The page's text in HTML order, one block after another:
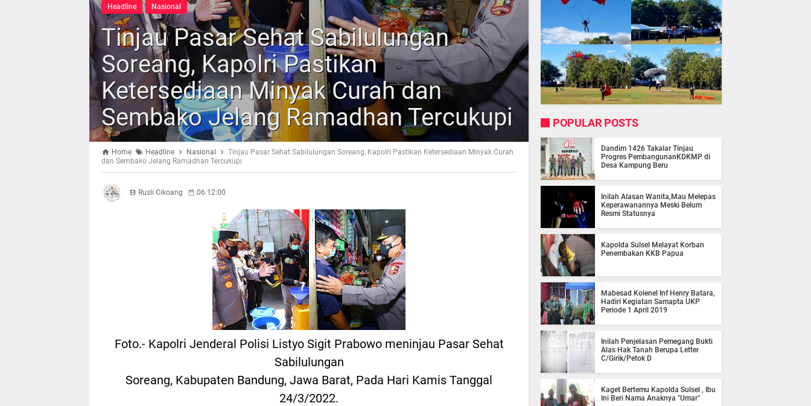
Headline Nasional
Tinjau Pasar Sehat Sabilulungan
Soreang, Kapolri Pastikan
Ketersediaan Minyak Curah dan
Sembako Jelang Ramadhan Tercukupi
Home Headline Nasional
Tinjau Pasar Sehat Sabilulungan Soreang, Kapolri Pastikan Ketersediaan Minyak Curah
dan Sembako Jelang Ramadhan Tercukupi
Rusli Cikoang 06:12:00
Foto.- Kapolri Jenderal Polisi Listyo Sigit Prabowo meninjau Pasar Sehat
Sabilulungan
Soreang, Kabupaten Bandung, Jawa Barat, Pada Hari Kamis Tanggal
24/3/2022.
POPULAR POSTS
Dandim 1426 Takalar Tinjau
Progres PembangunanKDKMP di
Desa Kampung Beru
Inilah Alasan Wanita,Mau Melepas
Keperawanannya Meski Belum
Resmi Statusnya
Kapolda Sulsel Melayat Korban
Penembakan KKB Papua
Mabesad Kolenel Inf Henry Batara,
Hadiri Kegiatan Samapta UKP
Periode 1 April 2019
Inilah Penjelasan Pemegang Bukti
Alas Hak Tanah Berupa Letter
C/Girik/Petok D
Kaget Bertemu Kapolda Sulsel , Ibu
Ini Beri Nama Anaknya "Umar"